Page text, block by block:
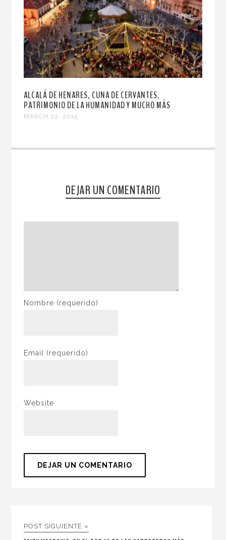
ALCALÁ DE HENARES, CUNA DE CERVANTES,
PATRIMONIO DE LA HUMANIDAD Y MUCHO MÁS
MARCH 22, 2015
DEJAR UN COMENTARIO
Nombre (requerido)
Email (requerido)
Website
POST SIGUIENTE »